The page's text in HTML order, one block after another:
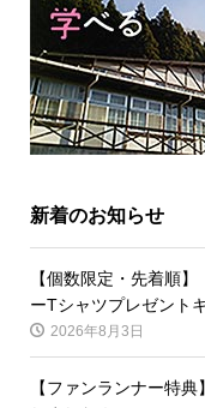
新着のお知らせ
【個数限定・先着順
ーTシャツプレゼント
2026年8月3日
【ファンランナー特